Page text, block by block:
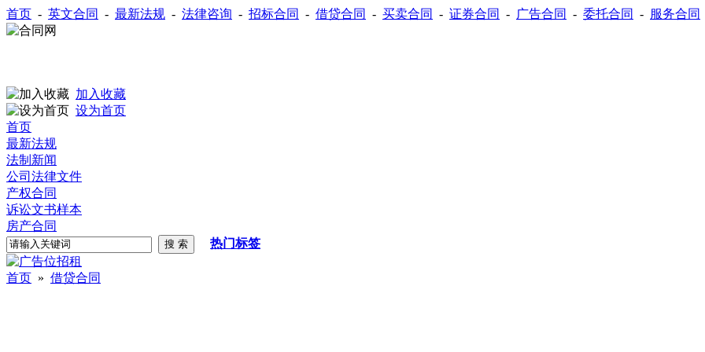
首页 - 英文合同 - 最新法规 - 法律咨询 - 招标合同 - 借贷合同 - 买卖合同 - 证券合同 - 广告合同 - 委托合同 - 服务合同
加入收藏
设为首页
首页
最新法规
法制新闻
公司法律文件
产权合同
诉讼文书样本
房产合同
热门标签
首页 » 借贷合同